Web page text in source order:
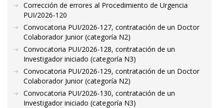
Corrección de errores al Procedimiento de Urgencia
PUI/2026-120
Convocatoria PUI/2026-127, contratación de un Doctor
Colaborador Junior (categoría N2)
Convocatoria PUI/2026-128, contratación de un
Investigador iniciado (categoría N3)
Convocatoria PUI/2026-129, contratación de un Doctor
Colaborador Junior (categoría N2)
Convocatoria PUI/2026-130, contratación de un
Investigador iniciado (categoría N3)